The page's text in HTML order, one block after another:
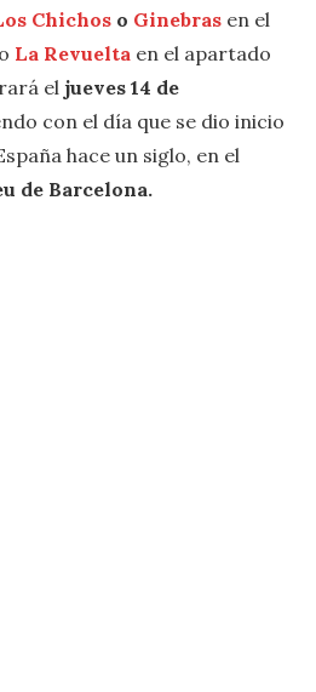
Chichos o Ginebras en el
La Revuelta en el apartado
el jueves 14 de
con el día que se dio inicio
hace un siglo, en el
de Barcelona.